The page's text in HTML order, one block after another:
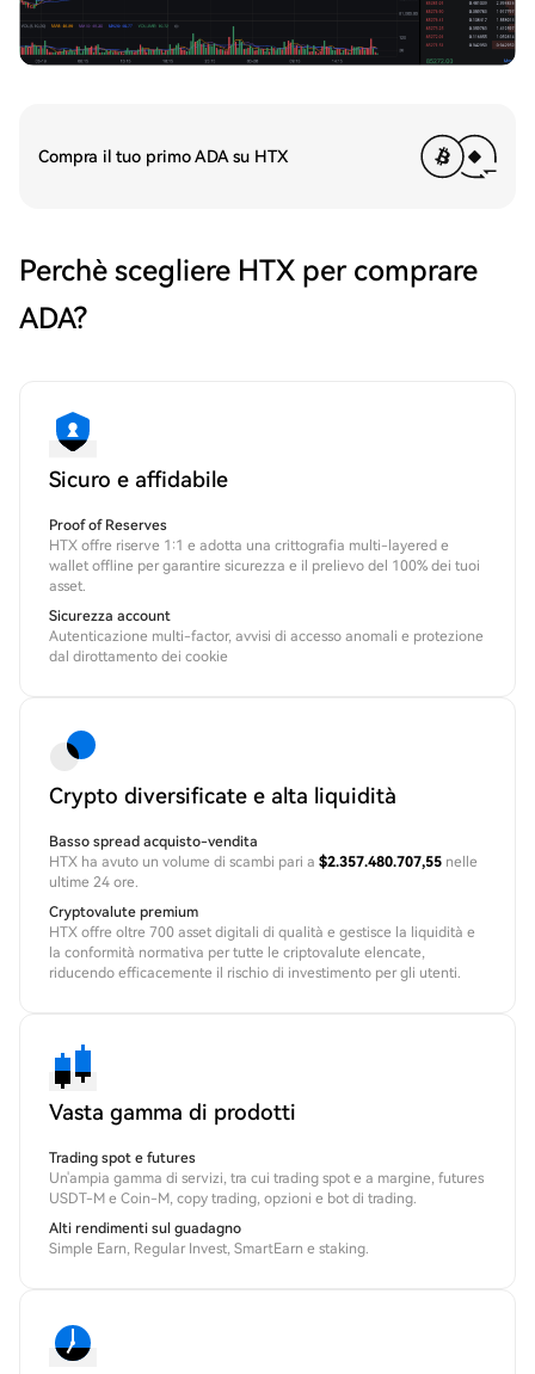
Compra il tuo primo ADA su HTX
Perchè scegliere HTX per comprare
ADA?
Sicuro e affidabile
Proof of Reserves
HTX offre riserve 1:1 e adotta una crittografia multi-layered e
wallet offline per garantire sicurezza e il prelievo del 100% dei tuoi
asset.
Sicurezza account
Autenticazione multi-factor, avvisi di accesso anomali e protezione
dal dirottamento dei cookie
Crypto diversificate e alta liquidità
Basso spread acquisto-vendita
HTX ha avuto un volume di scambi pari a $2.357.480.707,55 nelle
ultime 24 ore.
Cryptovalute premium
HTX offre oltre 700 asset digitali di qualità e gestisce la liquidità e
la conformità normativa per tutte le criptovalute elencate,
riducendo efficacemente il rischio di investimento per gli utenti.
Vasta gamma di prodotti
Trading spot e futures
Un'ampia gamma di servizi, tra cui trading spot e a margine, futures
USDT-M e Coin-M, copy trading, opzioni e bot di trading.
Alti rendimenti sul guadagno
Simple Earn, Regular Invest, SmartEarn e staking.